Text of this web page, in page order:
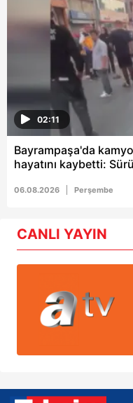
02:11
Bayrampaşa'da
hayatını kaybetti:
06.08.2026 Perşembe
CANLI YAYIN